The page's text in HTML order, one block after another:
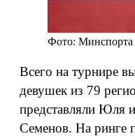
Фото: Минспорта
Всего на турнире
девушек из 79
представляли Юля
Семенов. На ринге